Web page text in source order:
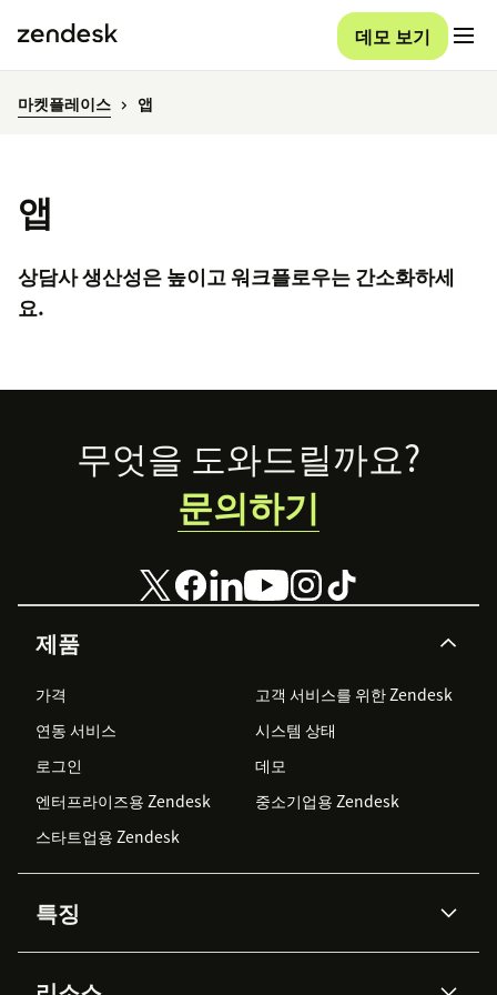
데모 보기
마켓플레이스 앱
앱
상담사 생산성은 높이고 워크플로우는 간소화하세
요.
Footer
제품
가격
고객 서비스를 위한 Zendesk
연동 서비스
시스템 상태
로그인
데모
엔터프라이즈용 Zendesk
중소기업용 Zendesk
스타트업용 Zendesk
특징
무엇을 도와드릴까요?
문의하기